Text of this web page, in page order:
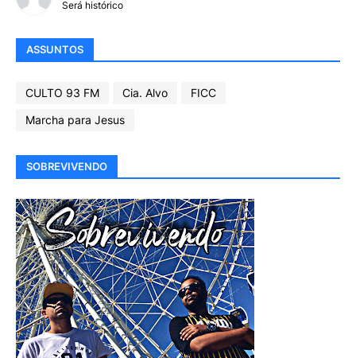
Será histórico
ASSUNTOS
CULTO 93 FM Cia. Alvo
FICC
Marcha para Jesus
SOBREVIVENDO